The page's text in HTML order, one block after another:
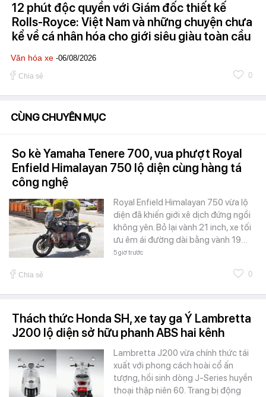
12 phút độc quyền với Giám đốc thiết kế
Rolls-Royce: Việt Nam và những chuyện chưa
kể về cá nhân hóa cho giới siêu giàu toàn cầu
Văn hóa xe -06/08/2026
Chia sẻ 0
CÙNG CHUYÊN MỤC
So kè Yamaha Tenere 700, vua phượt Royal
Enfield Himalayan 750 lộ diện cùng hàng tá
công nghệ
Royal Enfield Himalayan 750 vừa lộ
diện đã khiến giới xê dịch đứng ngồi
không yên. Bỏ lại vành 21 inch, xe tối
ưu êm ái đường dài bằng vành 19…
5 giờ trước
Chia sẻ 0
Thách thức Honda SH, xe tay ga Ý Lambretta
J200 lộ diện sở hữu phanh ABS hai kênh
Lambretta J200 vừa chính thức tái
xuất với phong cách hoài cổ ấn
tượng, hồi sinh dòng J-Series huyền
thoại thập niên 60. Trang bị động